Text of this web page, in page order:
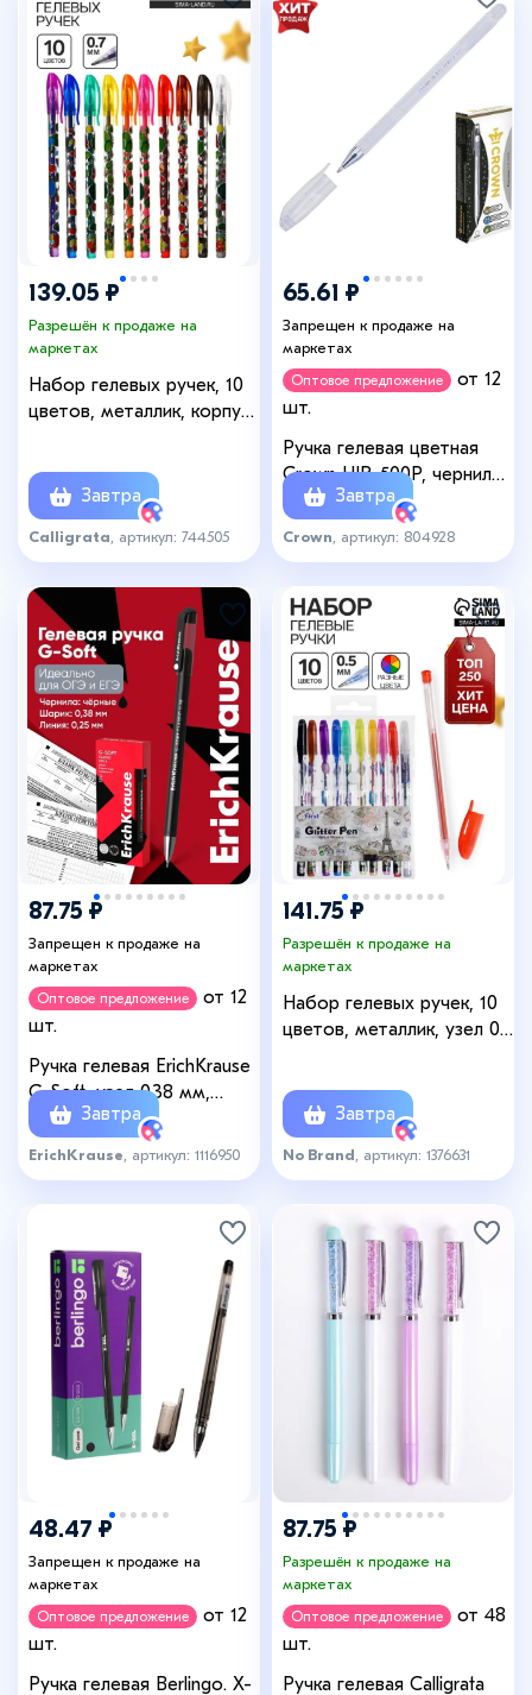
139.05 ₽
Разрешён к продаже на
маркетах
Набор гелевых ручек, 10
цветов, металлик, корпус
Завтра
Calligrata , артикул: 744505
65.61 ₽
Запрещен к продаже на
маркетах
Оптовое предложение
от 12
шт.
Ручка гелевая цветная
Crown HJR-500P, чернила
пастель белая, узел 0.7
мм
Завтра
Crown , артикул: 804928
87.75 ₽
Запрещен к продаже на
маркетах
Оптовое предложение
от 12
шт.
Ручка гелевая ErichKrause
G-Soft, узел 0.38 мм,
покрытие soft-touch,
чёрная
Завтра
ErichKrause , артикул: 1116950
+3
141.75 ₽
Разрешён к продаже на
маркетах
Набор гелевых ручек, 10
цветов, металлик, узел 0.5
Завтра
No Brand , артикул: 1376631
48.47 ₽
Запрещен к продаже на
маркетах
Оптовое предложение
от 12
шт.
Ручка гелевая Berlingo. X-
87.75 ₽
Разрешён к продаже на
маркетах
Оптовое предложение
от 48
шт.
Ручка гелевая Calligrata